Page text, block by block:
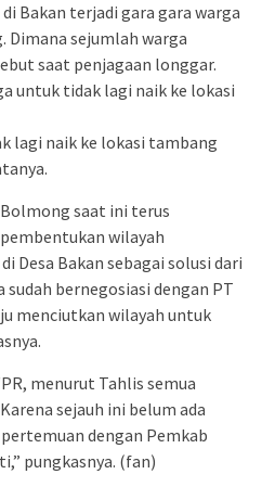
Bakan terjadi gara gara warga
Dimana sejumlah warga
saat penjagaan longgar.
untuk tidak lagi naik ke lokasi
lagi naik ke lokasi tambang
saat ini terus
wilayah
Desa Bakan sebagai solusi dari
sudah bernegosiasi dengan PT
menciutkan wilayah untuk
menurut Tahlis semua
sejauh ini belum ada
dengan Pemkab
pungkasnya. (fan)